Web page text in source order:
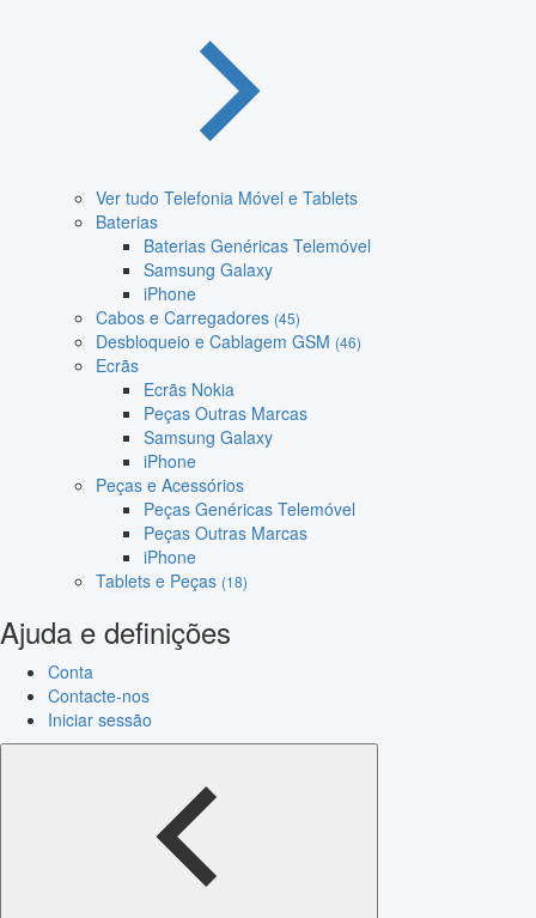
Ver tudo Telefonia Móvel e Tablets
Baterias
Baterias Genéricas Telemóvel
Samsung Galaxy
iPhone
Cabos e Carregadores (45)
Desbloqueio e Cablagem GSM (46)
Ecrãs
Ecrãs Nokia
Peças Outras Marcas
Samsung Galaxy
iPhone
Peças e Acessórios
Peças Genéricas Telemóvel
Peças Outras Marcas
iPhone
Tablets e Peças (18)
Ajuda e definições
Conta
Contacte-nos
Iniciar sessão